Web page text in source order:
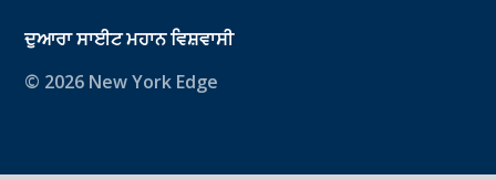
ਦੁਆਰਾ ਸਾਈਟਮਹਾਨ ਵਿਸ਼ਵਾਸੀ
© 2026 New York Edge